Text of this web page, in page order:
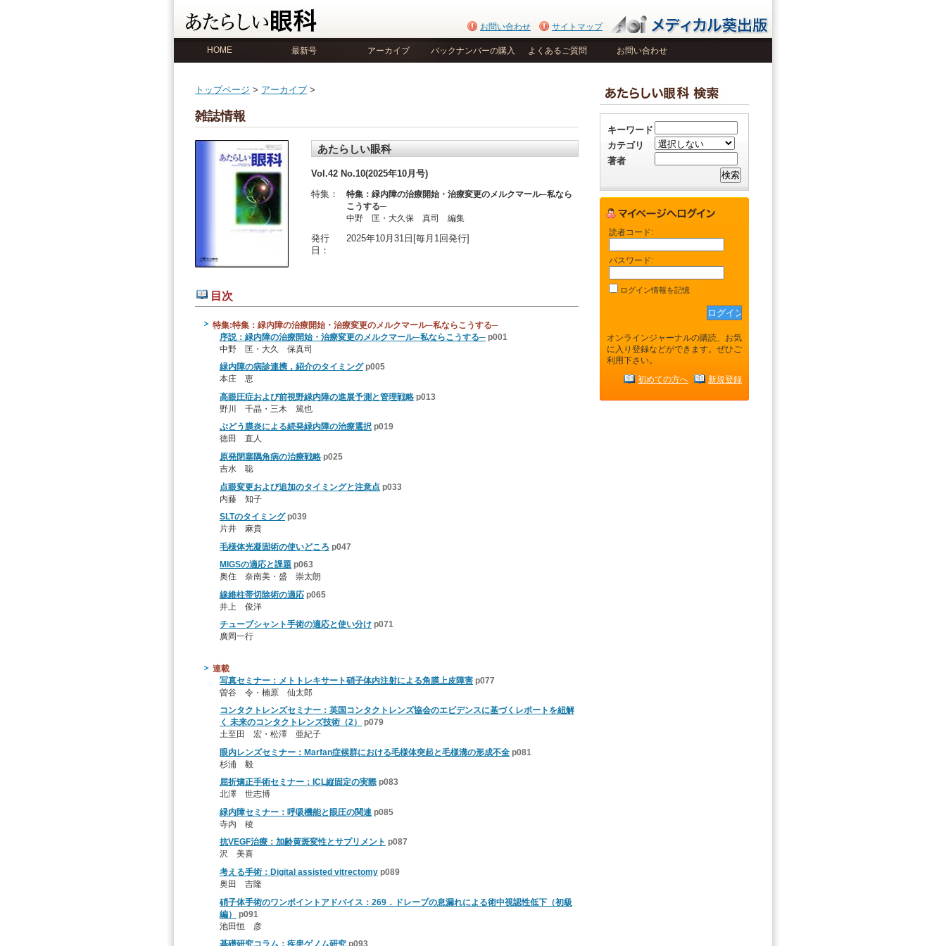
お問い合わせ サイトマップ
HOME 最新号 アーカイブ バックナンバーの購入 よくあるご質問 お問い合わせ
トップページ > アーカイブ >
雑誌情報
あたらしい眼科
Vol.42 No.10(2025年10月号)
特集：
特集：緑内障の治療開始・治療変更のメルクマール─私なら
こうする─
中野 匡・大久保 真司 編集
発行
日：
2025年10月31日[毎月1回発行]
目次
特集:特集：緑内障の治療開始・治療変更のメルクマール─私ならこうする─
序説：緑内障の治療開始・治療変更のメルクマール─私ならこうする─ p001
中野 匡・大久 保真司
緑内障の病診連携，紹介のタイミング p005
本庄 恵
高眼圧症および前視野緑内障の進展予測と管理戦略 p013
野川 千晶・三木 篤也
ぶどう膜炎による続発緑内障の治療選択 p019
徳田 直人
原発閉塞隅角病の治療戦略 p025
吉水 聡
点眼変更および追加のタイミングと注意点 p033
内藤 知子
SLTのタイミング p039
片井 麻貴
毛様体光凝固術の使いどころ p047
MIGSの適応と課題 p063
奥住 奈南美・盛 崇太朗
線維柱帯切除術の適応 p065
井上 俊洋
チューブシャント手術の適応と使い分け p071
廣岡一行
連載
写真セミナー：メトトレキサート硝子体内注射による角膜上皮障害 p077
曽谷 令・楠原 仙太郎
コンタクトレンズセミナー：英国コンタクトレンズ協会のエビデンスに基づくレポートを紐解
く 未来のコンタクトレンズ技術（2）
p079
土至田 宏・松澤 亜紀子
眼内レンズセミナー：Marfan症候群における毛様体突起と毛様溝の形成不全 p081
杉浦 毅
屈折矯正手術セミナー：ICL縦固定の実際 p083
北澤 世志博
緑内障セミナー：呼吸機能と眼圧の関連 p085
寺内 稜
抗VEGF治療：加齢黄斑変性とサプリメント p087
沢 美喜
考える手術：Digital assisted vitrectomy p089
奥田 吉隆
硝子体手術のワンポイントアドバイス：269．ドレープの息漏れによる術中視認性低下（初級
編）
p091
池田恒 彦
基礎研究コラム：疾患ゲノム研究 p093
キーワード
カテゴリ
著者
読者コード:
パスワード:
ログイン情報を記憶
オンラインジャーナルの購読、お気
に入り登録などができます。ぜひご
利用下さい。
初めての方へ 新規登録